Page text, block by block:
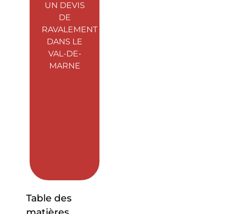
UN DEVIS
DE
RAVALEMENT
DANS LE
VAL-DE-
MARNE
Table des